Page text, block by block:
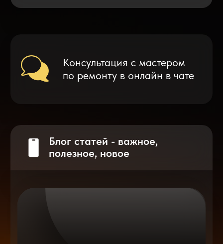
Разблокировка iPhone
Что делать после замены аккумулятора
на смартфоне?